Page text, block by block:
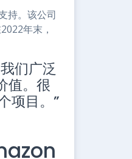
持。该公司
年末，
们广泛
值。很
项目。”